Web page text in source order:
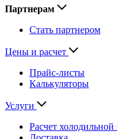
Партнерам
Стать партнером
Цены и расчет
Прайс-листы
Калькуляторы
Услуги
Расчет